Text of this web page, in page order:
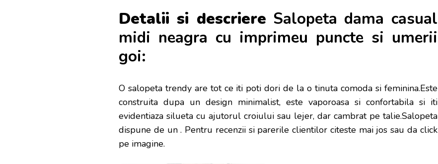
Detalii si descriere Salopeta dama casual
midi neagra cu imprimeu puncte si umerii
goi:
O salopeta trendy are tot ce iti poti dori de la o tinuta comoda si feminina.Este
construita dupa un design minimalist, este vaporoasa si confortabila si iti
evidentiaza silueta cu ajutorul croiului sau lejer, dar cambrat pe talie.Salopeta
dispune de un. Pentru recenzii si parerile clientilor citeste mai jos sau da click
pe imagine.